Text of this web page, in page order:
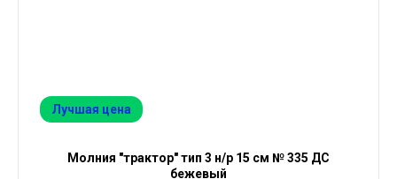
Лучшая цена
Молния "трактор" тип 3 н/р 15 см № 335 ДС
бежевый